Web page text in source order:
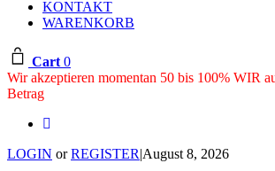
KONTAKT
WARENKORB
Cart 0
Wir akzeptieren momentan 50 bis 100% WIR
Betrag
LOGIN orREGISTER|August 8, 2026